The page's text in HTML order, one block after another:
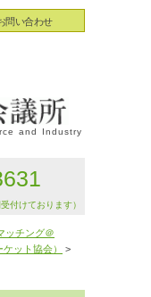
問い合わせ
and Industry
付けております）
ッチング＠
ット協会）
>